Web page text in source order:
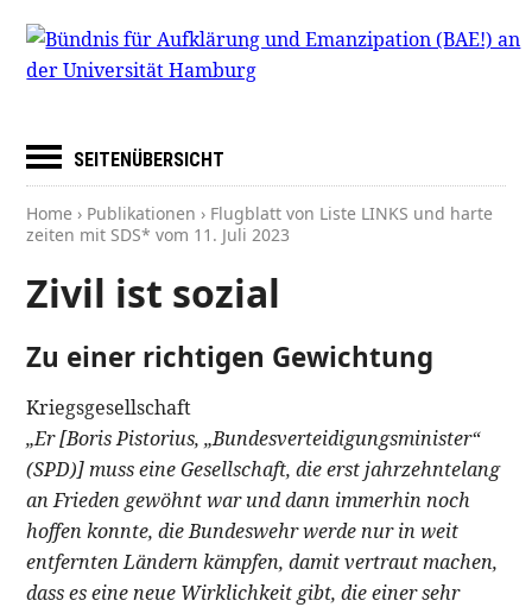
SEITENÜBERSICHT
Home › Publikationen › Flugblatt von Liste LINKS und harte
zeiten mit SDS* vom 11. Juli 2023
Zivil ist sozial
Zu einer richtigen Gewichtung
Kriegsgesellschaft
„Er [Boris Pistorius, „Bundesverteidigungsminister“
(SPD)] muss eine Gesellschaft, die erst jahrzehntelang
an Frieden gewöhnt war und dann immerhin noch
hoffen konnte, die Bundeswehr werde nur in weit
entfernten Ländern kämpfen, damit vertraut machen,
dass es eine neue Wirklichkeit gibt, die einer sehr